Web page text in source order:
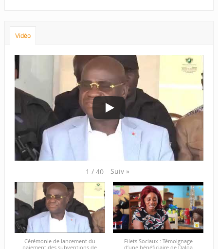
Vidéo
1 / 40 Suiv »
Cérémonie de lancement du
paiement des subventions de
Filets Sociaux : Témoignage
d’une bénéficiaire de Daloa